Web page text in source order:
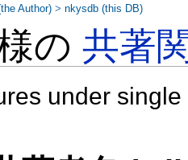
の共著
under
Author) >nkysdb (this DB)